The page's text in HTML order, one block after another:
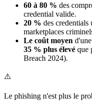
60 à 80 % des
credential valide.
20 % des credentials
marketplaces
Le coût moyen
35 % plus élevé que
Breach 2024).
⚠️
Le phishing n'est plus le